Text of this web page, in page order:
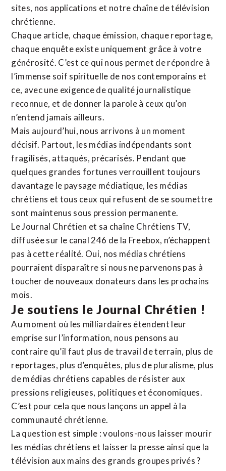
sites, nos applications et notre chaîne de télévision
chrétienne.
Chaque article, chaque émission, chaque reportage,
chaque enquête existe uniquement grâce à votre
générosité. C’est ce qui nous permet de répondre à
l’immense soif spirituelle de nos contemporains et
ce, avec une exigence de qualité journalistique
reconnue, et de donner la parole à ceux qu’on
n’entend jamais ailleurs.
Mais aujourd’hui, nous arrivons à un moment
décisif. Partout, les médias indépendants sont
fragilisés, attaqués, précarisés. Pendant que
quelques grandes fortunes verrouillent toujours
davantage le paysage médiatique, les médias
chrétiens et tous ceux qui refusent de se soumettre
sont maintenus sous pression permanente.
Le Journal Chrétien et sa chaîne Chrétiens TV,
diffusée sur le canal 246 de la Freebox, n’échappent
pas à cette réalité. Oui, nos médias chrétiens
pourraient disparaître si nous ne parvenons pas à
toucher de nouveaux donateurs dans les prochains
mois.
Je soutiens le Journal Chrétien !
Au moment où les milliardaires étendent leur
emprise sur l’information, nous pensons au
contraire qu’il faut plus de travail de terrain, plus de
reportages, plus d’enquêtes, plus de pluralisme, plus
de médias chrétiens capables de résister aux
pressions religieuses, politiques et économiques.
C’est pour cela que nous lançons un appel à la
communauté chrétienne.
La question est simple : voulons-nous laisser mourir
les médias chrétiens et laisser la presse ainsi que la
télévision aux mains des grands groupes privés ?